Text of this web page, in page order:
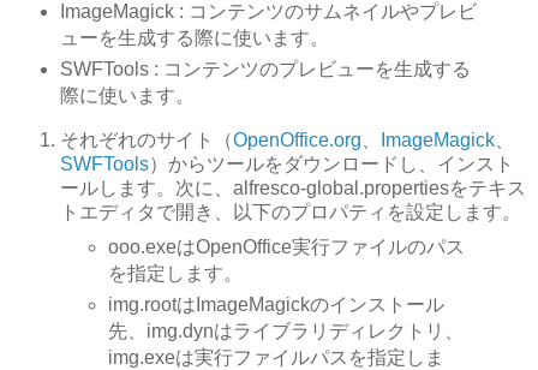
ImageMagick : コンテンツのサムネイルやプレビ
ューを生成する際に使います。
SWFTools : コンテンツのプレビューを生成する
際に使います。
それぞれのサイト（OpenOffice.org ImageMagick
SWFTools）からツールをダウンロードし、インスト
ールします。次に、alfresco-global.propertiesをテキス
トエディタで開き、以下のプロパティを設定します。
ooo.exeはOpenOffice実行ファイルのパス
を指定します。
img.rootはImageMagickのインストール
先、img.dynはライブラリディレクトリ、
img.exeは実行ファイルパスを指定しま